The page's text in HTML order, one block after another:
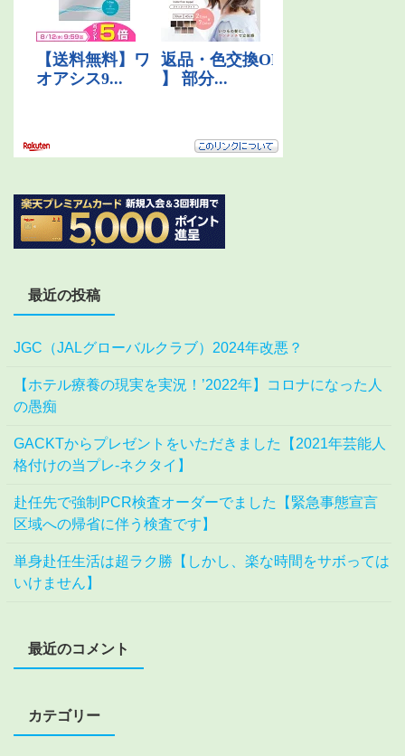
最近の投稿
JGC（JALグローバルクラブ）2024年改悪？
【ホテル療養の現実を実況！’2022年】コロナになった人
の愚痴
GACKTからプレゼントをいただきました【2021年芸能人
格付けの当プレ-ネクタイ】
赴任先で強制PCR検査オーダーでました【緊急事態宣言
区域への帰省に伴う検査です】
単身赴任生活は超ラク勝【しかし、楽な時間をサボっては
いけません】
最近のコメント
カテゴリー